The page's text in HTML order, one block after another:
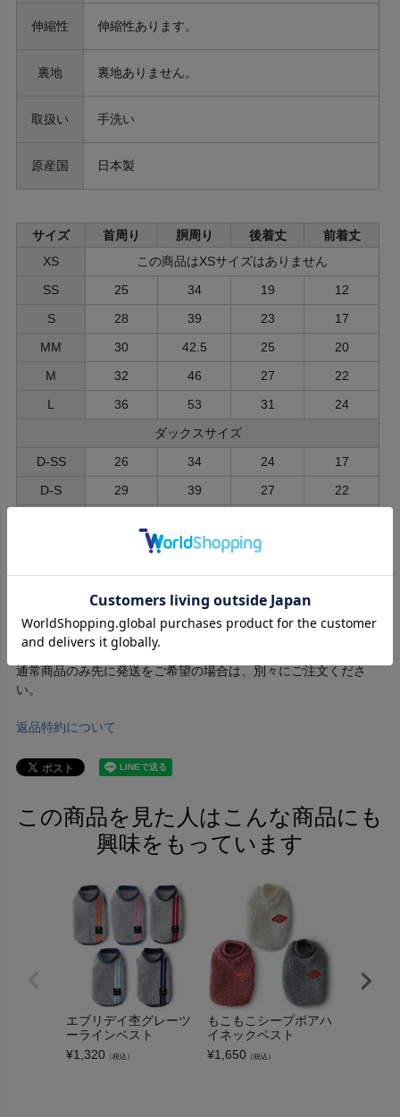
伸縮性 伸縮性あります。
裏地 裏地ありません。
取扱い 手洗い
原産国 日本製
サイズ 首周り 胴周り 後着丈
前着丈
XS
この商品はXSサイズはありません
SS
25 34 19
12
S
28 39 23
17
MM
30 42.5 25
20
M
32 46 27
22
L
36 53 31
24
ダックスサイズ
D-SS
26 34 24
17
D-S
29 39 27
22
46 32
D-L
36 53 36 30
※ご注文商品はすべて同梱発送となります。
予約商品と通常商品を同時にご注文いただいた場合、すべての商
品が揃い次第の発送となります。
通常商品のみ先に発送をご希望の場合は、別々にご注文くださ
い。
返品特約について
この商品を見た人はこんな商品にも
興味をもっています
エブリデイ杢グレーツ
ーラインベスト
¥1,320 （税込）
もこもこシープボアハ
イネックベスト
¥1,650 （税込）